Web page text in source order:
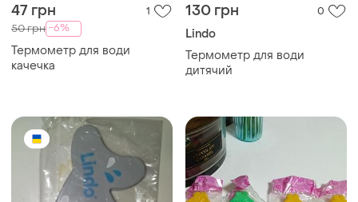
47 грн 1
50 грн -6%
Термометр для води
качечка
130 грн 0
Lindo
Термометр для води
дитячий